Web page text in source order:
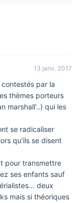
13 janv. 2017
contestés par la
thèmes porteurs
marshall’..) qui les
se radicaliser
qu’ils se disent
pour transmettre
ses enfants sauf
deux
mais si théoriques